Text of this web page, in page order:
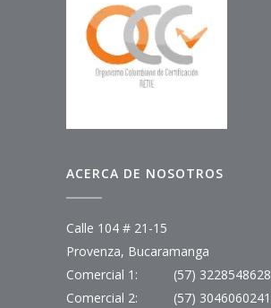
ACERCA DE NOSOTROS
Calle 104 # 21-15
Provenza, Bucaramanga
Comercial 1:
(57) 3228548628
Comercial 2:
(57) 3046060241